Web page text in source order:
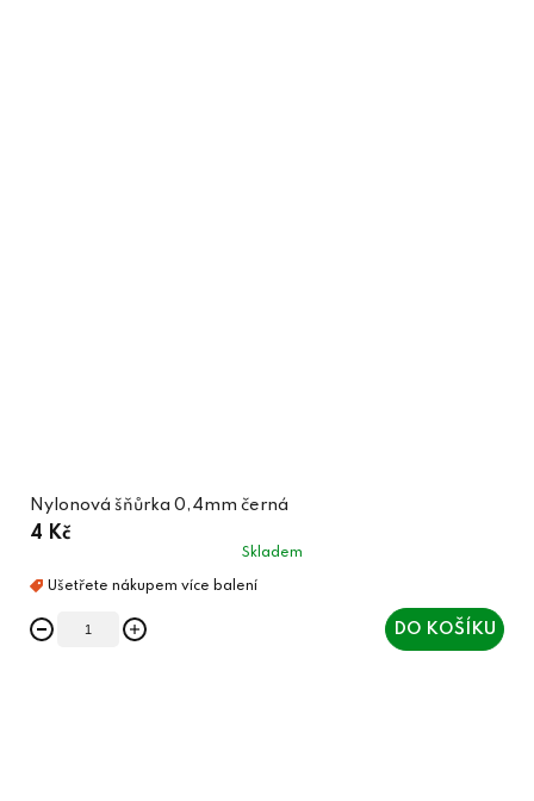
Nylonová šňůrka 0,4mm černá
4 Kč
Skladem
DO KOŠÍKU